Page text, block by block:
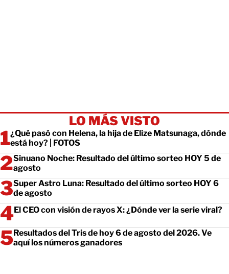
LO MÁS VISTO
¿Qué pasó con Helena, la hija de Elize Matsunaga, dónde
está hoy? | FOTOS
Sinuano Noche: Resultado del último sorteo HOY 5 de
agosto
Super Astro Luna: Resultado del último sorteo HOY 6
de agosto
El CEO con visión de rayos X: ¿Dónde ver la serie viral?
Resultados del Tris de hoy 6 de agosto del 2026. Ve
aquí los números ganadores